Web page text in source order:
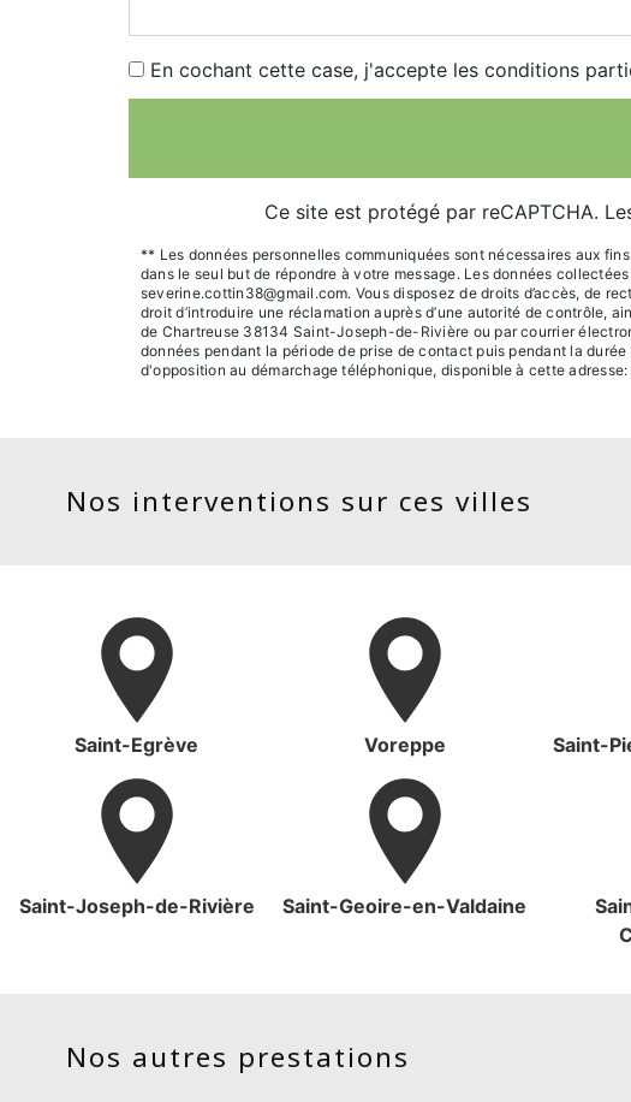
En cochant cette case, j'accepte les conditions
Ce site est protégé par reCAPTCHA.
** Les données personnelles communiquées sont nécessaires aux
dans le seul but de répondre à votre message. Les données
severine.cottin38@gmail.com. Vous disposez de droits d’accès, de
droit d’introduire une réclamation auprès d’une autorité de contrôle,
de Chartreuse 38134 Saint-Joseph-de-Rivière ou par courrier
données pendant la période de prise de contact puis pendant la
d'opposition au démarchage téléphonique, disponible à cette adresse:
Nos interventions sur ces villes
Saint-Egrève Voreppe Saint-
Saint-Joseph-de-Rivière Saint-Geoire-en-Valdaine
Nos autres prestations